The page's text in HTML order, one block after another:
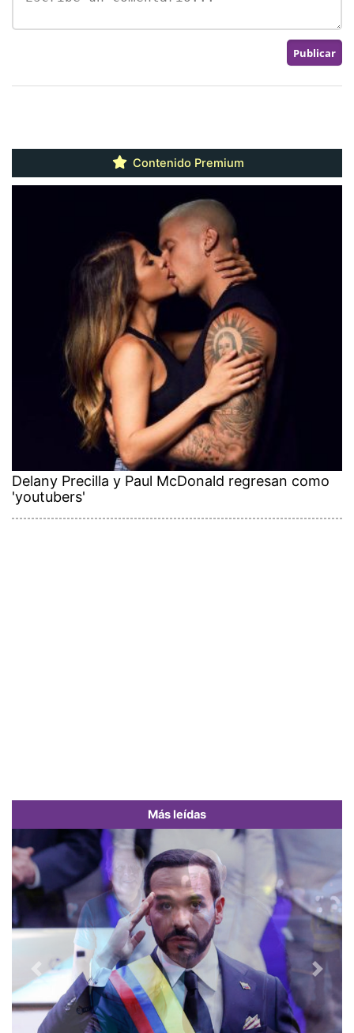
Contenido Premium
Delany Precilla y Paul McDonald regresan como
'youtubers'
Más leídas
Previous Next